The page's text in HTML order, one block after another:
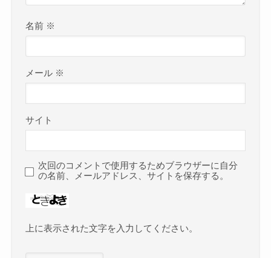
名前 ※
メール ※
サイト
次回のコメントで使用するためブラウザーに自分
の名前、メールアドレス、サイトを保存する。
上に表示された文字を入力してください。